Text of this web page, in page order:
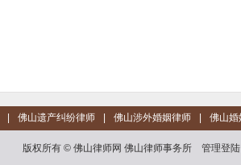
佛山遗产纠纷律师 佛山涉外婚姻律师 佛山婚
版权所有 © 佛山律师网 佛山律师事务所 管理登陆